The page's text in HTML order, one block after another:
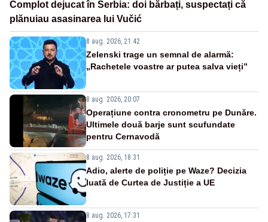
Complot dejucat în Serbia: doi bărbați, suspectați că
plănuiau asasinarea lui Vučić
8 aug. 2026, 21:42
Zelenski trage un semnal de alarmă:
„Rachetele voastre ar putea salva vieți”
8 aug. 2026, 20:07
Operațiune contra cronometru pe Dunăre.
Ultimele două barje sunt scufundate
pentru Cernavodă
8 aug. 2026, 18:31
Adio, alerte de poliție pe Waze? Decizia
luată de Curtea de Justiție a UE
8 aug. 2026, 17:31